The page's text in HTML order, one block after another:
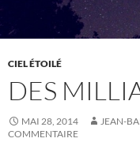
CIEL ÉTOILÉ
DES
MAI 28, 2014 JEAN-
COMMENTAIRE